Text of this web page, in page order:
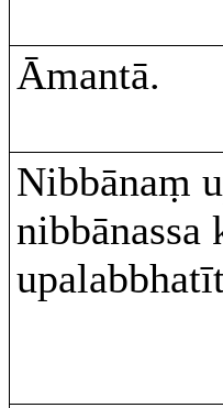
Āmantā.
Nibbānaṃ
nibbānassa